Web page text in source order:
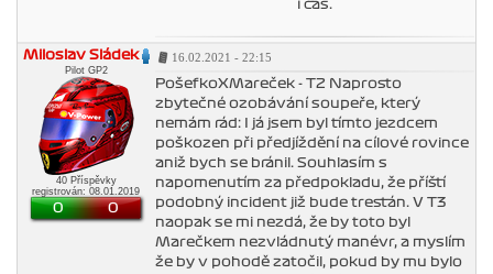
i čas.
Miloslav Sládek
Pilot GP2
40 Příspěvky
registrován: 08.01.2019
0 0
16.02.2021 - 22:15
PošefkoXMareček - T2 Naprosto
zbytečné ozobávání soupeře, který
nemám rád: I já jsem byl tímto jezdcem
poškozen při předjíždění na cílové rovince
aniž bych se bránil. Souhlasím s
napomenutím za předpokladu, že příští
podobný incident již bude trestán. V T3
naopak se mi nezdá, že by toto byl
Marečkem nezvládnutý manévr, a myslím
že by v pohodě zatočil, pokud by mu bylo